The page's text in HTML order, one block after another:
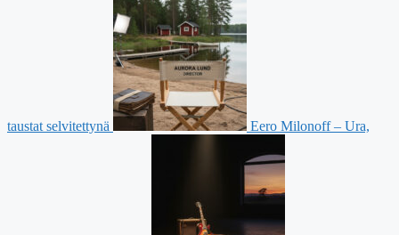
taustat selvitettynä Eero Milonoff – Ura,